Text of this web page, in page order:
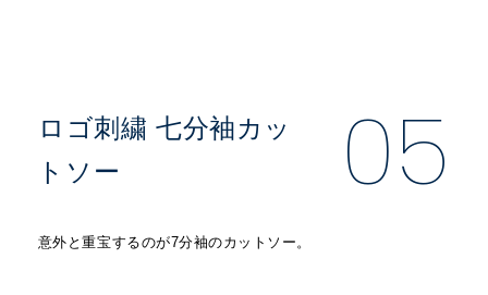
ロゴ刺繍 七分袖カッ
トソー
05
意外と重宝するのが7分袖のカットソー。